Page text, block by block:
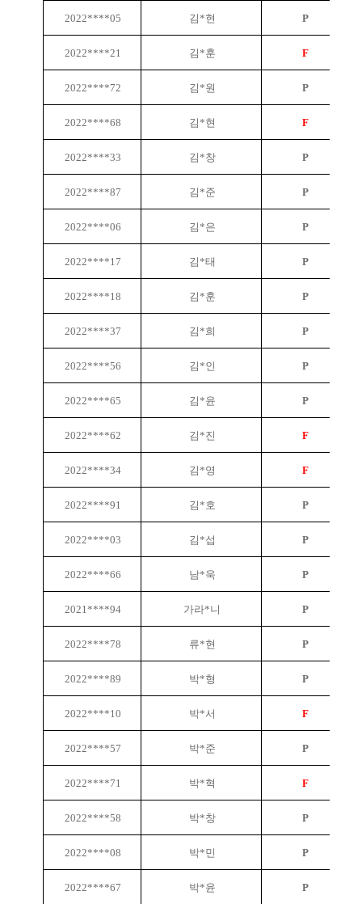
2022****05 김*현 P
2022****21 김*훈 F
2022****72 김*원 P
2022****68 김*현 F
2022****33 김*창 P
2022****87 김*준 P
2022****06 김*은 P
2022****17 김*태 P
2022****18 김*훈 P
2022****37 김*희 P
2022****56 김*인 P
2022****65 김*윤 P
2022****62 김*진 F
2022****34 김*영 F
2022****91 김*호 P
2022****03 김*섭 P
2022****66 남*욱 P
2021****94 가라*니 P
2022****78 류*현 P
2022****89 박*형 P
2022****10 박*서 F
2022****57 박*준 P
2022****71 박*혁 F
2022****58 박*창 P
2022****08 박*민 P
2022****67 박*윤 P